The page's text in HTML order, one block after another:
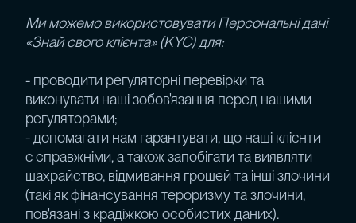
Ми можемо використовувати Персональні дані
«Знай свого клієнта» (KYC) для:
- проводити регуляторні перевірки та
виконувати наші зобов'язання перед нашими
регуляторами;
- допомагати нам гарантувати, що наші клієнти
є справжніми, а також запобігати та виявляти
шахрайство, відмивання грошей та інші злочини
(такі як фінансування тероризму та злочини,
пов'язані з крадіжкою особистих даних).